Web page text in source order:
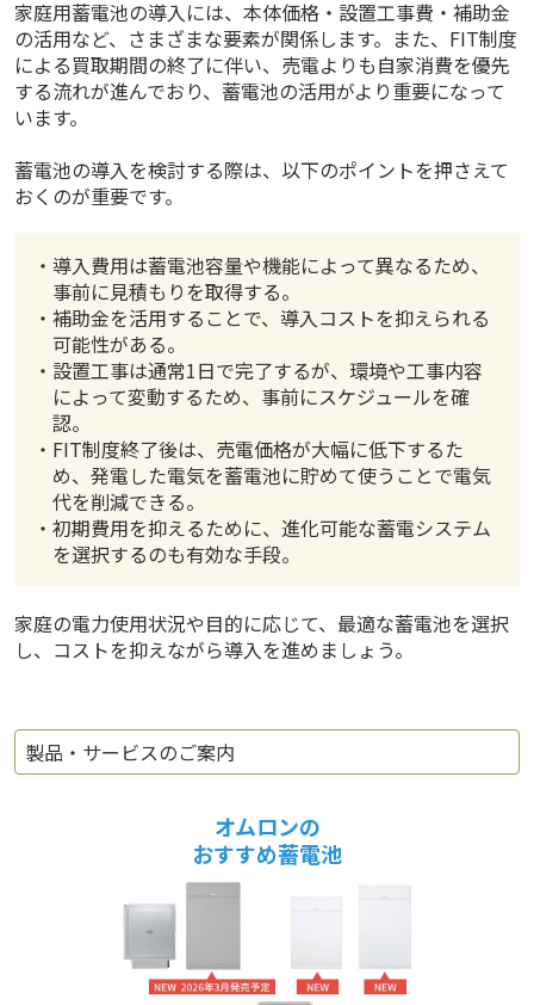
家庭用蓄電池の導入には、本体価格・設置工事費・補助金
の活用など、さまざまな要素が関係します。また、FIT制度
による買取期間の終了に伴い、売電よりも自家消費を優先
する流れが進んでおり、蓄電池の活用がより重要になって
います。
蓄電池の導入を検討する際は、以下のポイントを押さえて
おくのが重要です。
・導入費用は蓄電池容量や機能によって異なるため、
事前に見積もりを取得する。
・補助金を活用することで、導入コストを抑えられる
可能性がある。
・設置工事は通常1日で完了するが、環境や工事内容
によって変動するため、事前にスケジュールを確
認。
・FIT制度終了後は、売電価格が大幅に低下するた
め、発電した電気を蓄電池に貯めて使うことで電気
代を削減できる。
・初期費用を抑えるために、進化可能な蓄電システム
を選択するのも有効な手段。
家庭の電力使用状況や目的に応じて、最適な蓄電池を選択
し、コストを抑えながら導入を進めましょう。
製品・サービスのご案内
オムロンの
おすすめ蓄電池